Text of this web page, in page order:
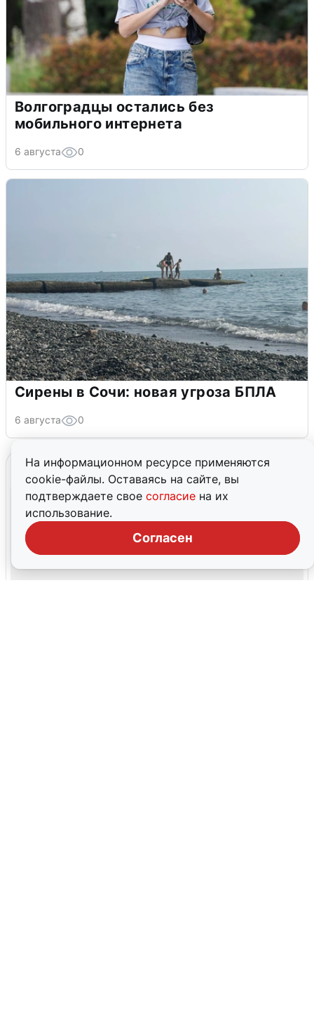
На информационном ресурсе применяются
cookie-файлы. Оставаясь на сайте, вы
подтверждаете свое согласие на их
использование.
Согласен
Волгоградцы остались без
мобильного интернета
6 августа 0
Сирены в Сочи: новая угроза БПЛА
6 августа 0